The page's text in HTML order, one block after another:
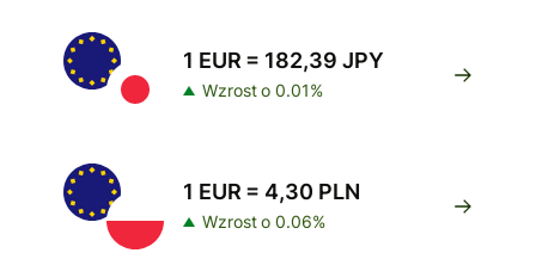
1 EUR = 182,39 JPY
Wzrost o 0.01%
1 EUR = 4,30 PLN
Wzrost o 0.06%